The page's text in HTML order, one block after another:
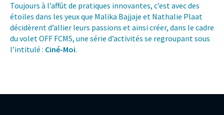
Toujours à l’affût de pratiques innovantes, c’est avec des
étoiles dans les yeux que Malika Bajjaje et Nathalie Plaat
décidèrent d’allier leurs passions et ainsi créer, dans le cadre
du volet OFF FCMS, une série d’activités se regroupant sous
l’intitulé : Ciné-Moi.